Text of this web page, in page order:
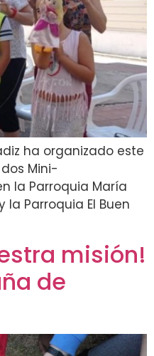
ha organizado este
Mini-
la Parroquia María
la Parroquia El Buen
misión!
de